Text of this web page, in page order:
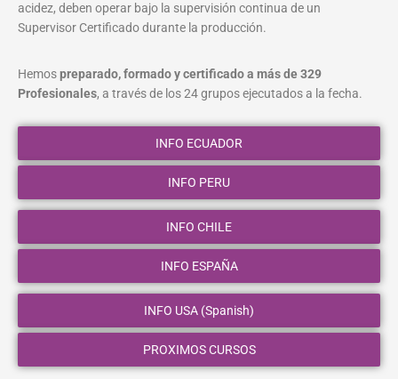
acidez, deben operar bajo la supervisión continua de un
Supervisor Certificado durante la producción.
Hemospreparado, formado y certificado a más de 329
Profesionales, a través de los 24 grupos ejecutados a la fecha.
INFO ECUADOR
INFO PERU
INFO CHILE
INFO ESPAÑA
INFO USA (Spanish)
PROXIMOS CURSOS